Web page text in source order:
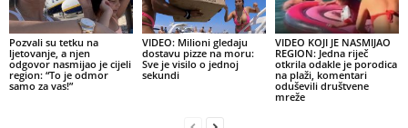
Pozvali su tetku na
ljetovanje, a njen
odgovor nasmijao je cijeli
region: “To je odmor
samo za vas!”
VIDEO: Milioni gledaju
dostavu pizze na moru:
Sve je visilo o jednoj
sekundi
VIDEO KOJI JE NASMIJAO
REGION: Jedna riječ
otkrila odakle je porodica
na plaži, komentari
oduševili društvene
mreže